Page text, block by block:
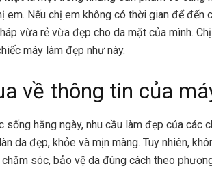
em. Nếu chị em không có thời gian để đến
vừa rẻ vừa đẹp cho da mặt của mình.
máy làm đẹp như này.
về thông tin của
sống hằng ngày, nhu cầu làm đẹp của các
da đẹp, khỏe và mịn màng. Tuy nhiên,
sóc, bảo vệ da đúng cách theo